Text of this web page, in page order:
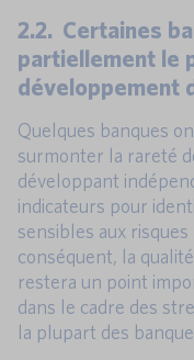
2.2. Certaines
partiellement le
développement
Quelques banques
surmonter la rareté
développant
indicateurs pour
sensibles aux
conséquent, la
restera un point
dans le cadre des
la plupart des